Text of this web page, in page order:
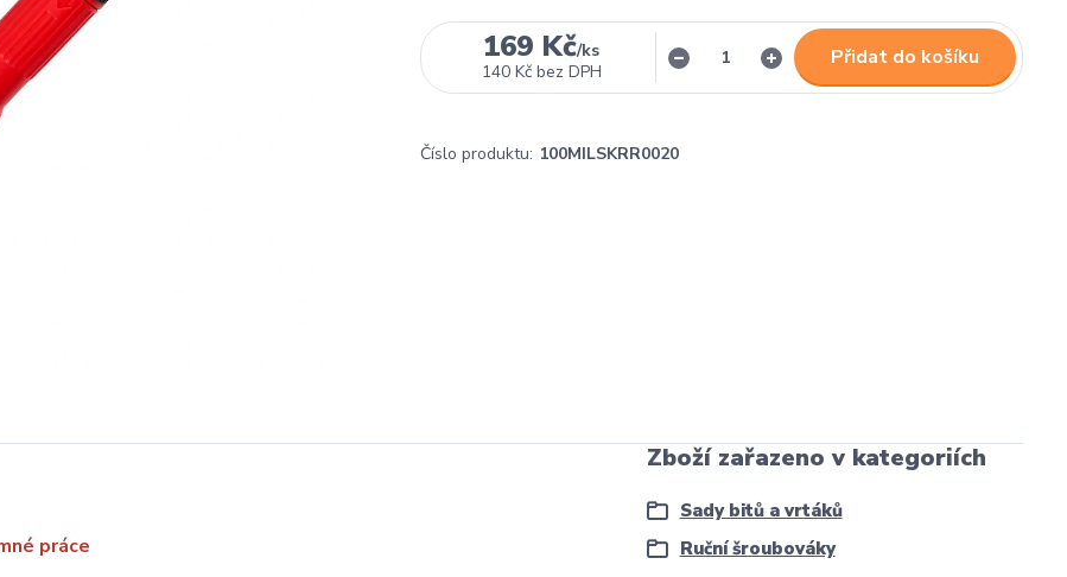
169 Kč/ks
140 Kč bez DPH
Přidat do košíku
Číslo produktu: 100MILSKRR0020
práce
Zboží zařazeno v kategoriích
Sady bitů a vrtáků
Ruční šroubováky